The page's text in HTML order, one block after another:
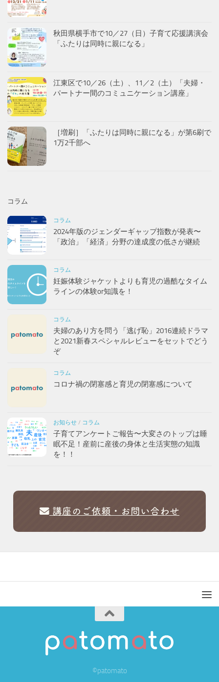
秋田県横手市で10／27（日）子育て応援講演会
「ふたりは同時に親になる」
江東区で10／26（土）、11／2（土）「夫婦・
パートナー間のコミュニケーション講座」
［増刷］「ふたりは同時に親になる」が第6刷で
1万2千部へ
コラム
コラム
2024年版のジェンダーギャップ指数が発表〜
「政治」「経済」分野の達成度の低さが継続
コラム
妊娠体験ジャケットよりも育児の過酷なタイム
ラインの体験or知識を！
コラム
夫婦のあり方を問う「逃げ恥」2016連続ドラマ
と2021新春スペシャルレビューをセットでどう
ぞ
コラム
コロナ禍の閉塞感と育児の閉塞感について
お知らせ / コラム
子育てアンケートご報告〜大変さのトップは睡
眠不足！産前に産後の身体と生活実態の知識
を！！
講座のご依頼・お問い合わせ
©patomato